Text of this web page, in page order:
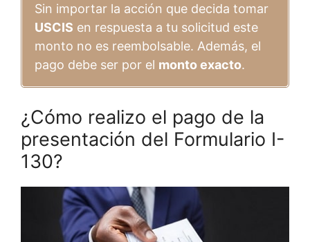
Sin importar la acción que decida tomar
USCIS en respuesta a tu solicitud este
monto no es reembolsable. Además, el
pago debe ser por el monto exacto.
¿Cómo realizo el pago de la
presentación del Formulario I-
130?